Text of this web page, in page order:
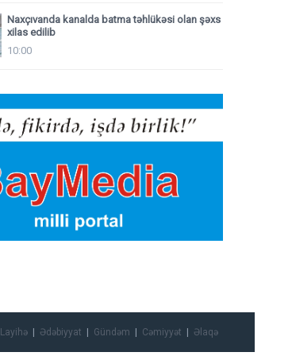
Naxçıvanda kanalda batma təhlükəsi olan şəxs
xilas edilib
10:00
Layihə Ədəbiyyat Gündəm Cəmiyyət Əlaqə